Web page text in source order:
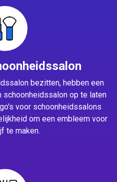
bezitten, hebben een
schoonheidssalon op te laten
voor schoonheidssalons
om een embleem voor
te maken.